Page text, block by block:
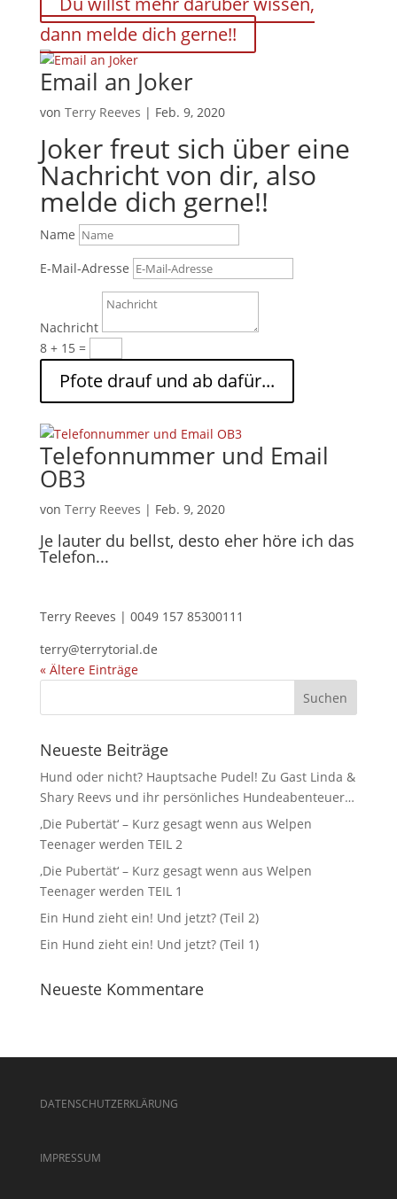
dann melde dich gerne!!
Email an Joker
von Terry Reeves | Feb. 9, 2020
Joker freut sich über eine
Nachricht von dir, also
melde dich gerne!!
Name
E-Mail-Adresse
Nachricht
8 + 15 =
Pfote drauf und ab dafür...
Telefonnummer und Email
OB3
von Terry Reeves | Feb. 9, 2020
Je lauter du bellst, desto eher höre ich das
Telefon...
Terry Reeves | 0049 157 85300111
terry@terrytorial.de
« Ältere Einträge
Neueste Beiträge
Hund oder nicht? Hauptsache Pudel! Zu Gast Linda &
Shary Reevs und ihr persönliches Hundeabenteuer…
‚Die Pubertät‘ – Kurz gesagt wenn aus Welpen
Teenager werden TEIL 2
‚Die Pubertät‘ – Kurz gesagt wenn aus Welpen
Teenager werden TEIL 1
Ein Hund zieht ein! Und jetzt? (Teil 2)
Ein Hund zieht ein! Und jetzt? (Teil 1)
Neueste Kommentare
DATENSCHUTZERKLÄRUNG
IMPRESSUM